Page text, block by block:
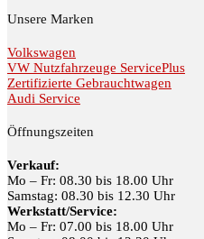
Unsere Marken
Volkswagen
VW Nutzfahrzeuge ServicePlus
Zertifizierte Gebrauchtwagen
Audi Service
Öffnungszeiten
Verkauf:
Mo – Fr: 08.30 bis 18.00 Uhr
Samstag: 08.30 bis 12.30 Uhr
Werkstatt/Service:
Mo – Fr: 07.00 bis 18.00 Uhr